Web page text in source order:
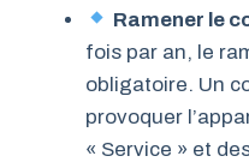
Ramener le
fois par an, le
obligatoire. Un
provoquer
« Service » et